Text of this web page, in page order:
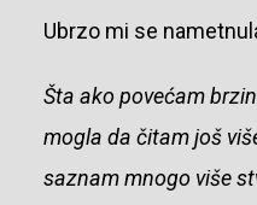
Ubrzo mi se
Šta ako povećam
mogla da čitam još
saznam mnogo više